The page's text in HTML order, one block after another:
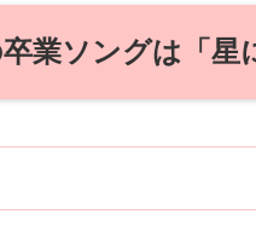
業ソングは「星